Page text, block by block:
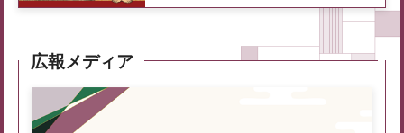
広報メディア